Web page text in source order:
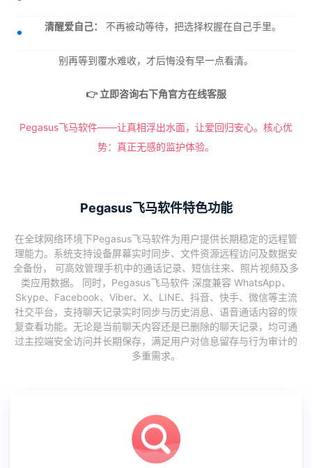
清醒爱自己： 不再被动等待，把选择权握在自己手里。
别再等到覆水难收，才后悔没有早一点看清。
👉 立即咨询右下角官方在线客服
Pegasus飞马软件——让真相浮出水面，让爱回归安心。核心优
势：真正无感的监护体验。
Pegasus飞马软件特色功能
在全球网络环境下Pegasus飞马软件为用户提供长期稳定的远程管
理能力。系统支持设备屏幕实时同步、文件资源远程访问及数据安
全备份， 可高效管理手机中的通话记录、短信往来、照片视频及多
类应用数据。 同时，Pegasus飞马软件 深度兼容 WhatsApp、
Skype、Facebook、Viber、X、LINE、抖音、快手、微信等主流
社交平台，支持聊天记录实时同步与历史消息、语音通话内容的恢
复查看功能。无论是当前聊天内容还是已删除的聊天记录，均可通
过主控端安全访问并长期保存，满足用户对信息留存与行为审计的
多重需求。